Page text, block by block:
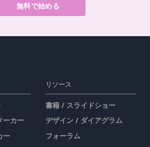
無料で始める
ーカー
ー
リソース
書籍 / スライドショー
デザイン / ダイアグラム
フォーラム